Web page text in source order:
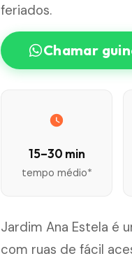
feriados.
Chamar
15–30 min
tempo médio*
Jardim Ana Estela é
com ruas de fácil